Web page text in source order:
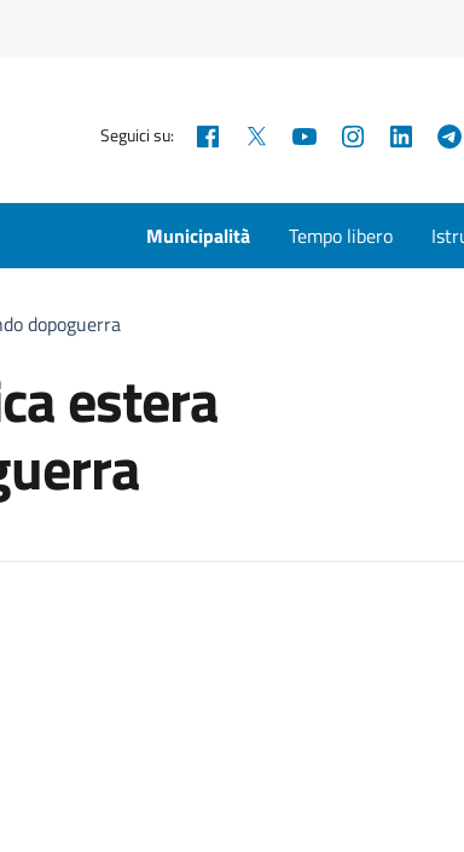
Seguici su: Facebook YouTubeInstagram
Municipalità Tempo libero
dopoguerra
estera